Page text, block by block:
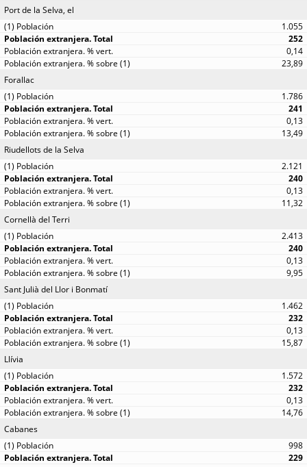
Port de la Selva, el
1.055
252
0,14
23,89
Forallac
1.786
241
0,13
13,49
Riudellots de la Selva
2.121
240
0,13
11,32
Cornellà del Terri
2.413
240
0,13
9,95
Sant Julià del Llor i Bonmatí
1.462
232
0,13
15,87
Llívia
1.572
232
0,13
14,76
Cabanes
998
229